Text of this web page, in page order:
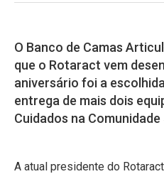
O Banco de Camas
que o Rotaract vem
aniversário foi a
entrega de mais dois
Cuidados na
A atual presidente do